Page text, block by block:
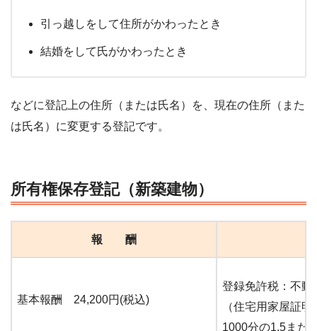
引っ越しをして住所がかわったとき
結婚をして氏がかわったとき
などに登記上の住所（または氏名）を、現在の住所（また
は氏名）に変更する登記です。
所有権保存登記（新築建物）
報 酬
基本報酬 24,200円(税込)
登録免許税：不動
（住宅用家屋証
1000分の1.5また